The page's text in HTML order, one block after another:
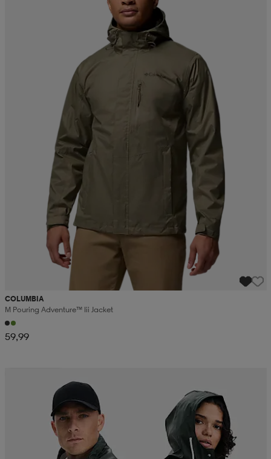
COLUMBIA
M Pouring Adventure™ Iii Jacket
59,99